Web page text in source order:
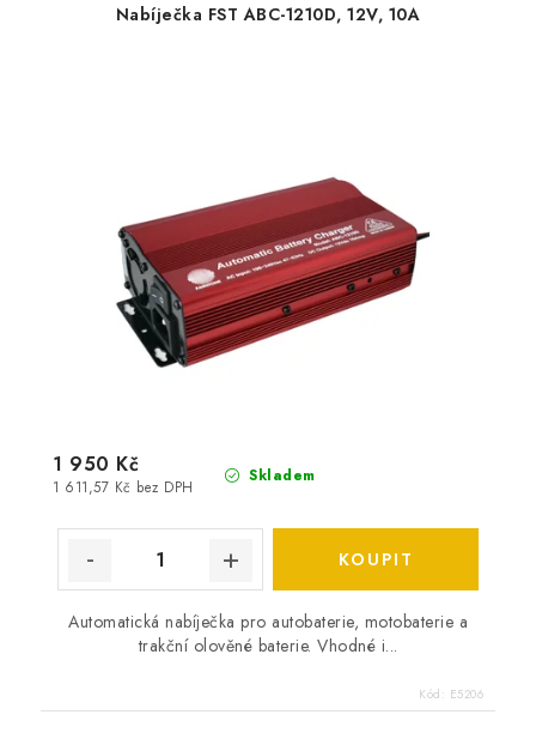
Nabíječka FST ABC-1210D, 12V, 10A
Skladem
1 611,57 Kč bez DPH
1 950 Kč
Automatická nabíječka pro autobaterie, motobaterie a
trakční olověné baterie. Vhodné i...
Kód: E5206